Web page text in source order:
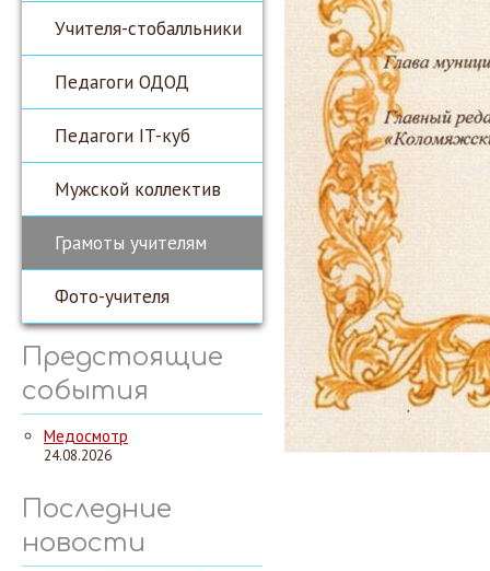
Учителя-стобалльники
Педагоги ОДОД
Педагоги IT-куб
Мужской коллектив
Грамоты учителям
Фото-учителя
Предстоящие
события
Медосмотр
24.08.2026
Последние
новости